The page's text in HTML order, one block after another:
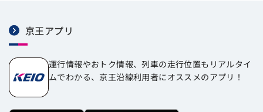
京王アプリ
運行情報やおトク情報、列車の走行位置もリアルタイ
ムでわかる、京王沿線利用者にオススメのアプリ！